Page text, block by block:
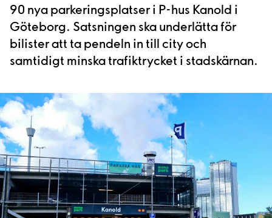
90 nya parkeringsplatser i P-hus Kanold i
Göteborg. Satsningen ska underlätta för
bilister att ta pendeln in till city och
samtidigt minska trafiktrycket i stadskärnan.